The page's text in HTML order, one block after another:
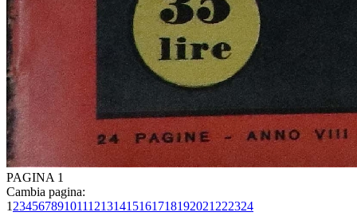
PAGINA 1
Cambia pagina:
1 23456789101112131415161718192021 222324